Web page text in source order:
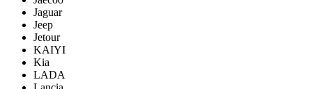
Jaguar
Jeep
Jetour
KAIYI
Kia
LADA